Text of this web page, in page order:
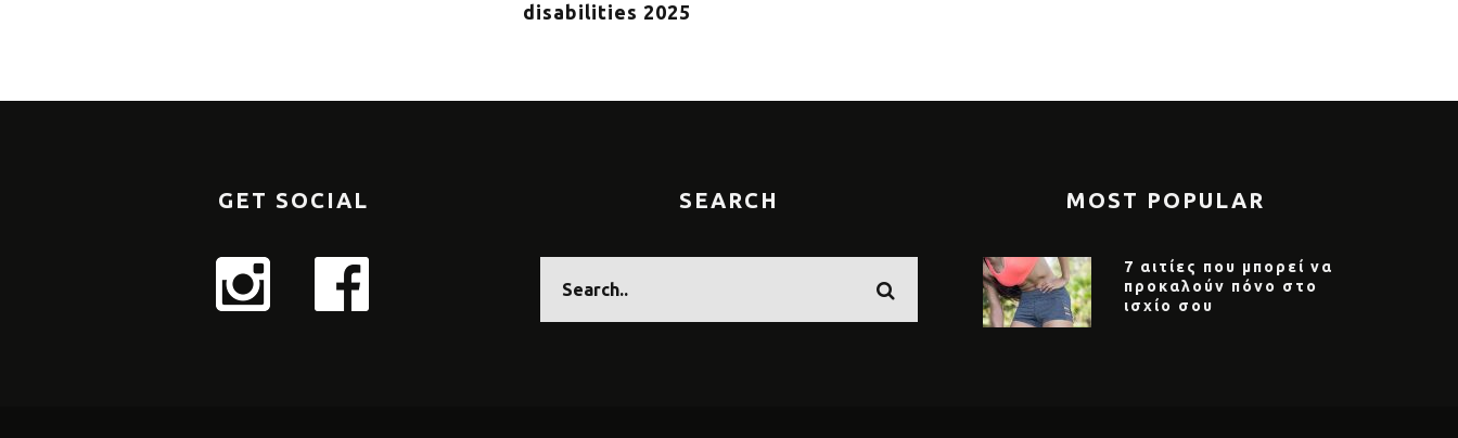
disabilities 2025
GET SOCIAL SEARCH MOST POPULAR
7 αιτίες που μπορεί να
προκαλούν πόνο στο
ισχίο σου